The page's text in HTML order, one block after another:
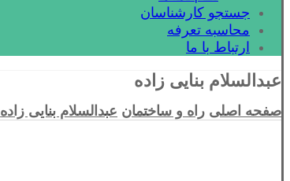
جستجو کارشناسان
محاسبه تعرفه
ارتباط با ما
عبدالسلام بنایی زاده
صفحه اصلی راه و ساختمان عبدالسلام بنایی زاده